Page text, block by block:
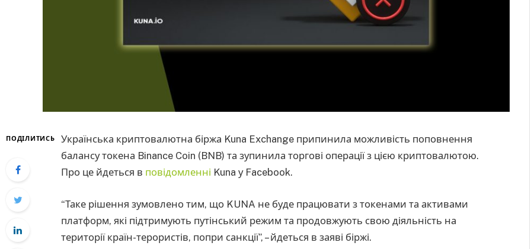
ПОДІЛИТИСЬ
Українська криптовалютна біржа Kuna Exchange припинила можливість поповнення
балансу токена Binance Coin (BNB) та зупинила торгові операції з цією криптовалютою.
Про це йдеться в повідомленні Kuna у Facebook.
“Таке рішення зумовлено тим, що KUNA не буде працювати з токенами та активами
платформ, які підтримують путінський режим та продовжують свою діяльність на
території країн-терористів, попри санкції”, – йдеться в заяві біржі.